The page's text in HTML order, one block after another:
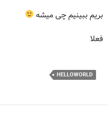
بریم ببینیم چی میشه
فعلا
HELLOWORLD